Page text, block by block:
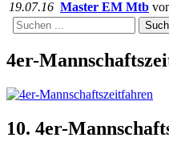
19.07.16 Master EM Mtb
4er-
10. 4er-